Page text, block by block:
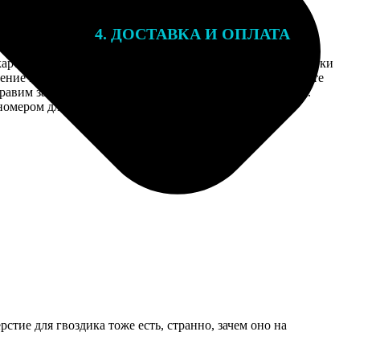
После
на email с
заказ
для
4. ДОСТАВКА И ОПЛАТА
Введите адрес и выберите способ доставки
заказа. Если у вас есть промокод, введите
его в специальное поле для промокода.
для гвоздика тоже есть, странно, зачем оно на